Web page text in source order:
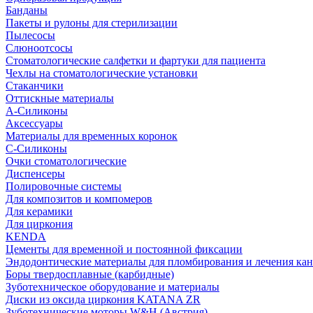
Банданы
Пакеты и рулоны для стерилизации
Пылесосы
Слюноотсосы
Стоматологические салфетки и фартуки для пациента
Чехлы на стоматологические установки
Стаканчики
Оттискные материалы
А-Силиконы
Аксессуары
Материалы для временных коронок
С-Силиконы
Очки стоматологические
Диспенсеры
Полировочные системы
Для композитов и компомеров
Для керамики
Для циркония
KENDA
Цементы для временной и постоянной фиксации
Эндодонтические материалы для пломбирования и лечения
Боры твердосплавные (карбидные)
Зуботехническое оборудование и материалы
Диски из оксида циркония KATANA ZR